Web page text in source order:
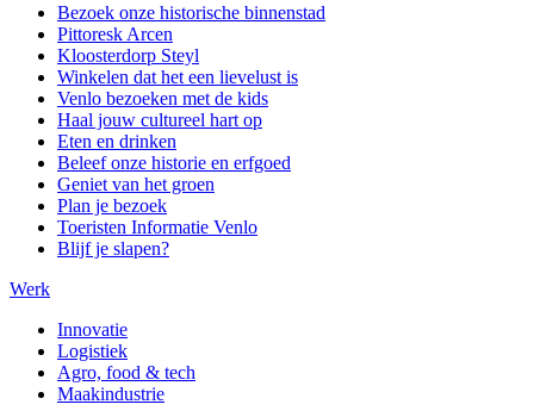
Bezoek onze historische binnenstad
Pittoresk Arcen
Kloosterdorp Steyl
Winkelen dat het een lievelust is
Venlo bezoeken met de kids
Haal jouw cultureel hart op
Eten en drinken
Beleef onze historie en erfgoed
Geniet van het groen
Plan je bezoek
Toeristen Informatie Venlo
Blijf je slapen?
Werk
Innovatie
Logistiek
Agro, food & tech
Maakindustrie